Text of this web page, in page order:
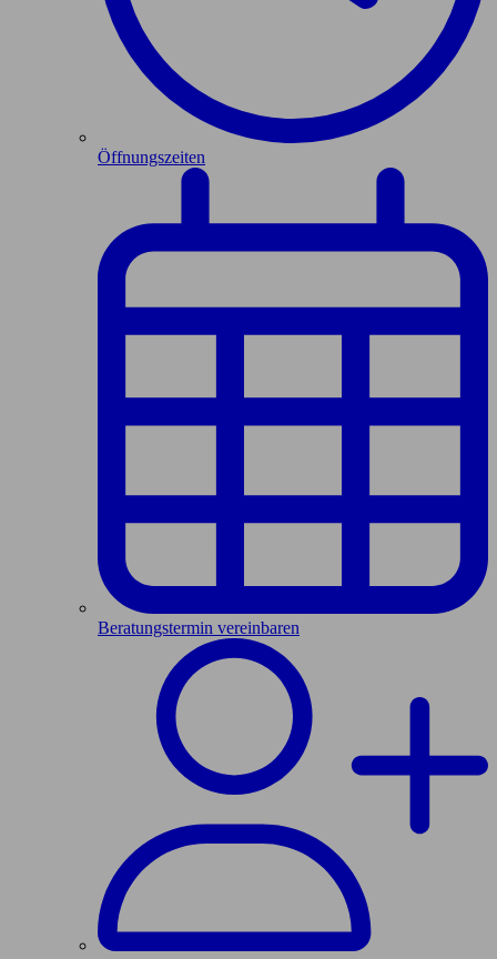
Öffnungszeiten
Beratungstermin vereinbaren